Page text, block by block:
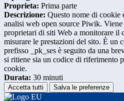
Proprieta: Prima parte
Descrizione: Questo nome di cookie
analisi web open source Piwik.
proprietari di siti Web a monitorare il
misurare le prestazioni del sito. È un
prefisso _pk_ses è seguito da una
si ritiene sia un codice di riferimento
cookie.
Durata: 30 minuti
Accetta tutti Salva le preferenze